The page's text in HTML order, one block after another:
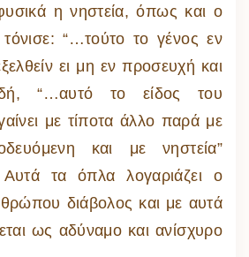
η νηστεία, όπως και ο
“…τούτο το γένος εν
ει μη εν προσευχή και
“…αυτό το είδος του
με τίποτα άλλο παρά με
και με νηστεία”
τα όπλα λογαριάζει ο
διάβολος και με αυτά
ως αδύναμο και ανίσχυρο